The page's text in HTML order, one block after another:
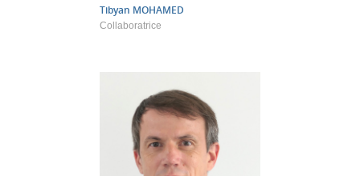
Tibyan MOHAMED
Collaboratrice